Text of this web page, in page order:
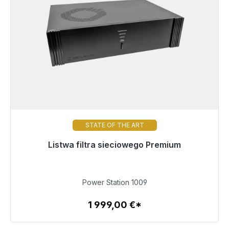
STATE OF THE ART
Listwa filtra sieciowego Premium
Gotowy do natychmiastowej wysyłki, czas dostawy
1 999,00 €
Szczegóły
Power Station 1009
1 999,00 €*